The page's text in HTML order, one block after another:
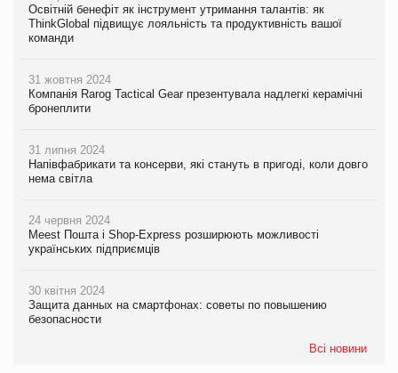
Освітній бенефіт як інструмент утримання талантів: як
ThinkGlobal підвищує лояльність та продуктивність вашої
команди
31 жовтня 2024
Компанія Rarog Tactical Gear презентувала надлегкі керамічні
бронеплити
31 липня 2024
Напівфабрикати та консерви, які стануть в пригоді, коли довго
нема світла
24 червня 2024
Meest Пошта і Shop-Express розширюють можливості
українських підприємців
30 квітня 2024
Защита данных на смартфонах: советы по повышению
безопасности
Всі новини